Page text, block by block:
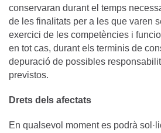
conservaran durant el temps
de les finalitats per a les que varen
exercici de les competències i
en tot cas, durant els terminis de
depuració de possibles
previstos.
Drets dels afectats
En qualsevol moment es podrà